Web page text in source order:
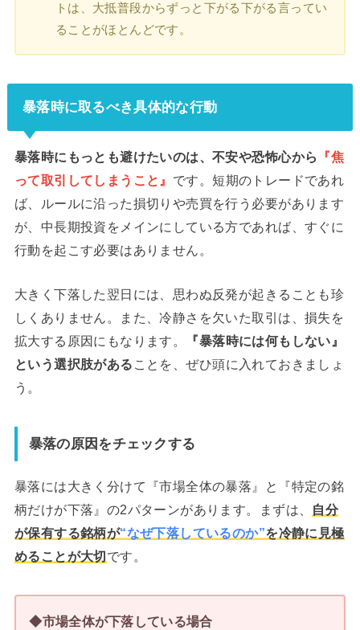
トは、大抵普段からずっと下がる下がる言ってい
ることがほとんどです。
暴落時に取るべき具体的な行動
暴落時にもっとも避けたいのは、不安や恐怖心から
『焦
って取引してしまうこと』 です。短期のトレードであれ
ば、ルールに沿った損切りや売買を行う必要があります
が、中長期投資をメインにしている方であれば、すぐに
行動を起こす必要はありません。
大きく下落した翌日には、思わぬ反発が起きることも珍
しくありません。また、冷静さを欠いた取引は、損失を
拡大する原因にもなります。
『暴落時には何もしない』
という選択肢がある ことを、ぜひ頭に入れておきましょ
う。
暴落の原因をチェックする
暴落には大きく分けて『市場全体の暴落』と『特定の銘
柄だけが下落』の2パターンがあります。まずは、 自分
が保有する銘柄が“なぜ下落しているのか”を冷静に見極
めることが大切です。
◆市場全体が下落している場合